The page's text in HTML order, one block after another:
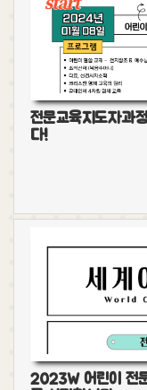
전문교육지도자과
다!
2023W 어린이 전